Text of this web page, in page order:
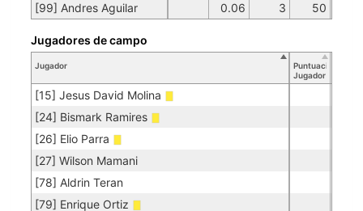
[99] Andres Aguilar
0.06 3 50
Jugador
Puntuación
Jugador
[15] Jesus David Molina
[24] Bismark Ramires
[26] Elio Parra
[27] Wilson Mamani
[78] Aldrin Teran
[79] Enrique Ortiz
Jugadores de campo